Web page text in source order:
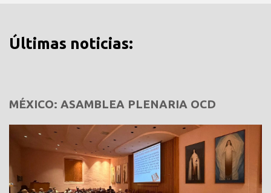
Últimas noticias:
MÉXICO: ASAMBLEA PLENARIA OCD